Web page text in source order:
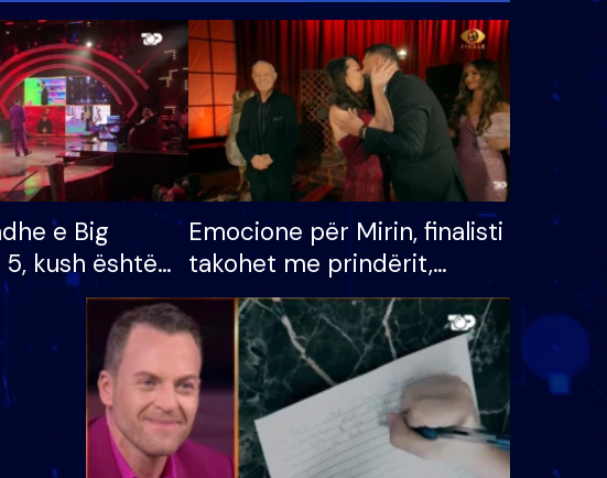
e Big
kush është
që lë shtëpinë
për
e madh
Emocione për Mirin, finalisti
takohet me prindërit,
vajzën dhe bashkëshorten:
S’kemi ndonjë letër divorci
apo jo?